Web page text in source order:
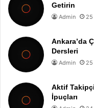
Getirin
Admin 25
Ankara’da
Dersleri
Admin 25
Aktif
İpuçları